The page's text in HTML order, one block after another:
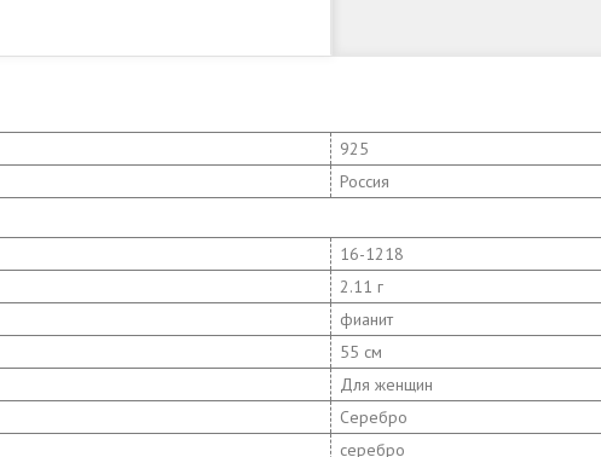
925
Россия
16-1218
2.11 г
фианит
55 см
Для женщин
Серебро
серебро